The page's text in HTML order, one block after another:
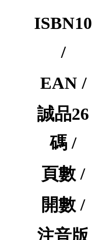
ISBN10
/
EAN /
誠品26
碼 /
頁數 /
開數 /
注音版